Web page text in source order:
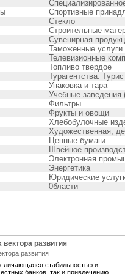
Спортивные
Стекло
Строительные
Сувенирная
Таможенные услуги
Телевизионные
Топливо твердое
Турагентства.
Упаковка и тара
Учебные
Фильтры
Фрукты и овощи
Хлебобулочные
Художественная,
Ценные бумаги
Швейное
Электронная
Энергетика
Юридические
0бласти
развития
стабильностью и
банков, так и привлечению